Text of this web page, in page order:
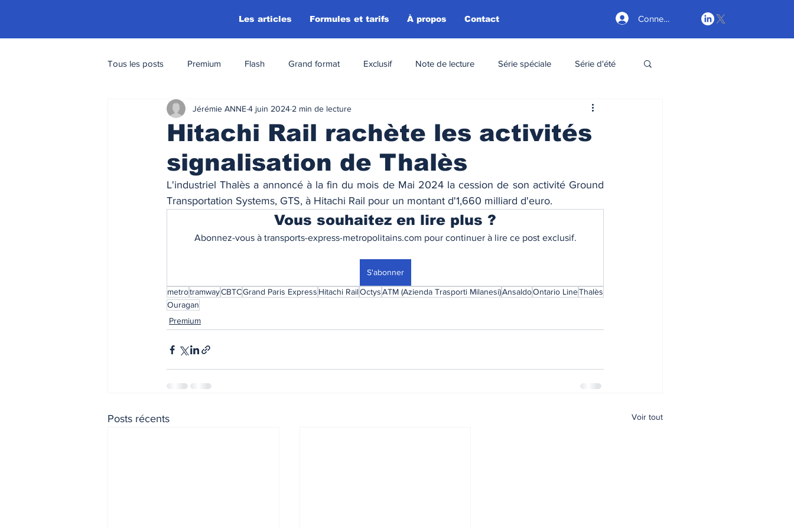
Les articles Formules et tarifs À propos Contact Connexion
Tous les posts Premium Flash Grand format Exclusif Note de lecture Série spéciale Série d'été
Hitachi Rail rachète les activités
signalisation de Thalès
Jérémie ANNE4 juin 2024 2 min de lecture
L'industriel Thalès a annoncé à la fin du mois de Mai 2024 la cession de son activité Ground
Transportation Systems, GTS, à Hitachi Rail pour un montant d'1,660 milliard d'euro.
Vous souhaitez en lire plus ?
Abonnez-vous à transports-express-metropolitains.com pour continuer à lire ce post exclusif.
S'abonner
metrotramwayCBTCGrand Paris Express Hitachi RailOctysATM (Azienda Trasporti Milanesi)AnsaldoOntario LineThalès
Ouragan
Premium
Posts récents Voir tout